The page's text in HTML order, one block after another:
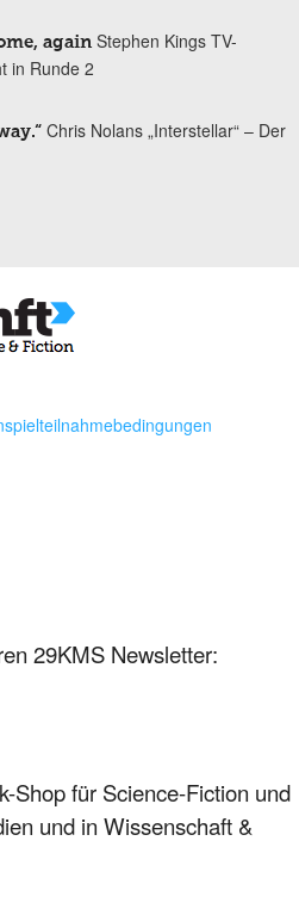
again Stephen Kings TV-
in Runde 2
Chris Nolans „Interstellar“ – Der
29KMS Newsletter:
Shop für Science-Fiction und
und in Wissenschaft &